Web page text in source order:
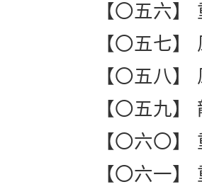
【〇五六
【〇五七
【〇五八
【〇五九
【〇六〇
【〇六一